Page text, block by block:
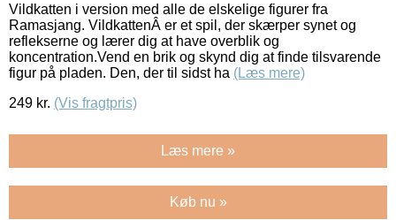
Vildkatten i version med alle de elskelige figurer fra
Ramasjang. VildkattenÂ er et spil, der skærper synet og
reflekserne og lærer dig at have overblik og
koncentration.Vend en brik og skynd dig at finde tilsvarende
figur på pladen. Den, der til sidst ha (Læs mere)
249 kr. (Vis fragtpris)
Læs mere »
Køb nu »